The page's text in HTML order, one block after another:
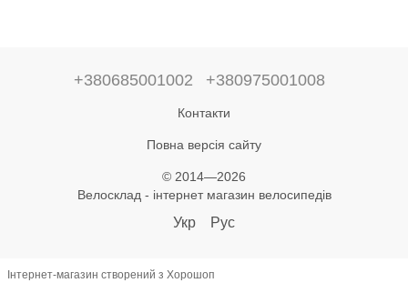
+380685001002 +380975001008
Контакти
Повна версія сайту
© 2014—2026
Велосклад - інтернет магазин велосипедів
Укр Рус
Інтернет-магазин створений з Хорошоп